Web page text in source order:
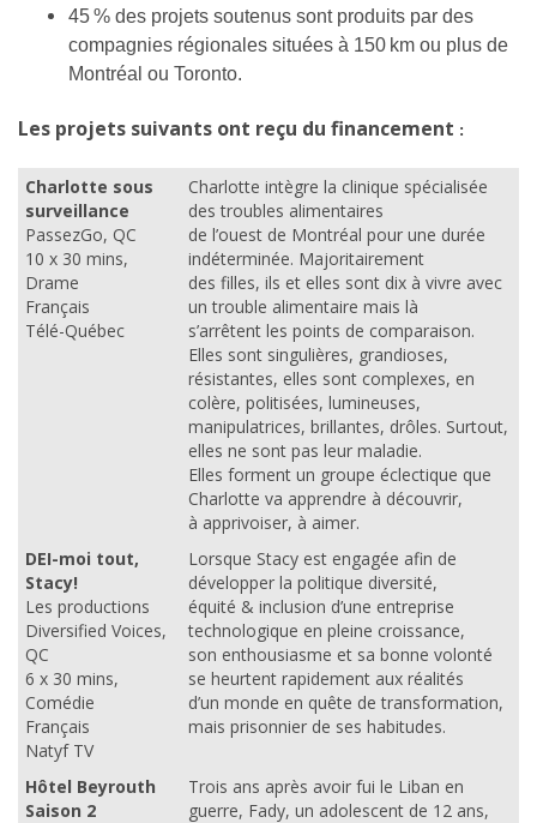
45 % des projets soutenus sont produits par des
compagnies régionales situées à 150 km ou plus de
Montréal ou Toronto.
Les projets suivants ont reçu du financement :
Charlotte sous
surveillance
PassezGo, QC
10 x 30 mins,
Drame
Français
Télé-Québec
Charlotte intègre la clinique spécialisée
des troubles alimentaires
de l’ouest de Montréal pour une durée
indéterminée. Majoritairement
des filles, ils et elles sont dix à vivre avec
un trouble alimentaire mais là
s’arrêtent les points de comparaison.
Elles sont singulières, grandioses,
résistantes, elles sont complexes, en
colère, politisées, lumineuses,
manipulatrices, brillantes, drôles. Surtout,
elles ne sont pas leur maladie.
Elles forment un groupe éclectique que
Charlotte va apprendre à découvrir,
à apprivoiser, à aimer.
DEI-moi tout,
Stacy!
Les productions
Diversified Voices,
QC
6 x 30 mins,
Comédie
Français
Natyf TV
Lorsque Stacy est engagée afin de
développer la politique diversité,
équité & inclusion d’une entreprise
technologique en pleine croissance,
son enthousiasme et sa bonne volonté
se heurtent rapidement aux réalités
d’un monde en quête de transformation,
mais prisonnier de ses habitudes.
Hôtel Beyrouth
Saison 2
Trois ans après avoir fui le Liban en
guerre, Fady, un adolescent de 12 ans,